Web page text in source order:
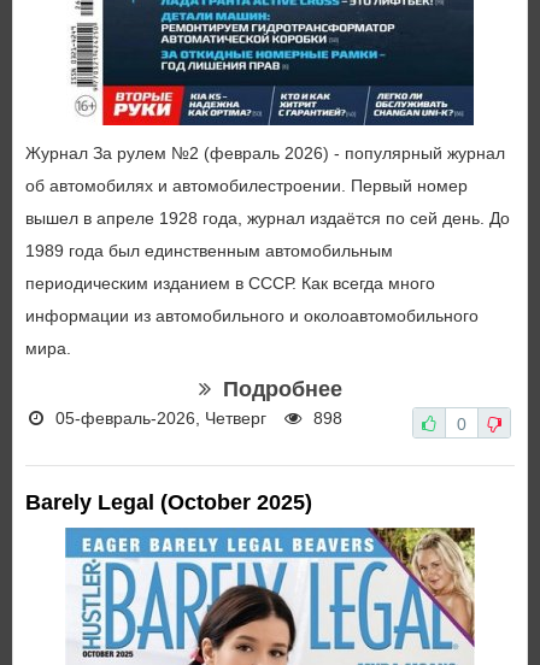
Журнал За рулем №2 (февраль 2026) - популярный журнал
об автомобилях и автомобилестроении. Первый номер
вышел в апреле 1928 года, журнал издаётся по сей день. До
1989 года был единственным автомобильным
периодическим изданием в СССР. Как всегда много
информации из автомобильного и околоавтомобильного
мира.
Подробнее
05-февраль-2026, Четверг 898 0
Barely Legal (October 2025)